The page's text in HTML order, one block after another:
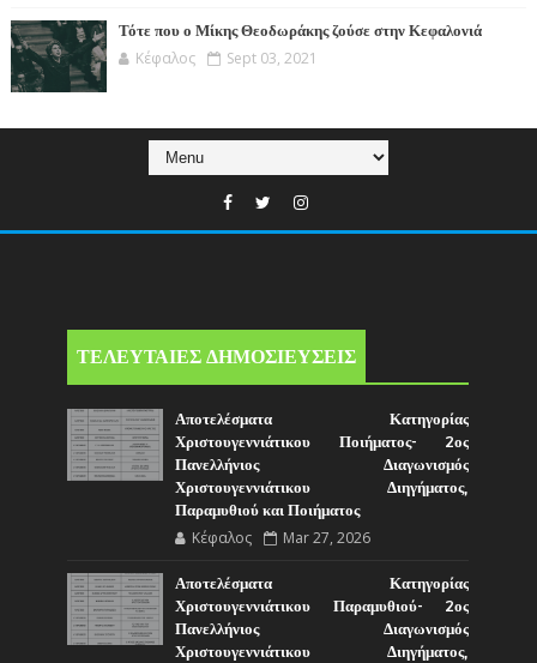
Τότε που ο Μίκης Θεοδωράκης ζούσε στην Κεφαλονιά
Κέφαλος Sept 03, 2021
ΤΕΛΕΥΤΑΙΕΣ ΔΗΜΟΣΙΕΥΣΕΙΣ
Αποτελέσματα Κατηγορίας
Χριστουγεννιάτικου Ποιήματος- 2ος
Πανελλήνιος Διαγωνισμός
Χριστουγεννιάτικου Διηγήματος,
Παραμυθιού και Ποιήματος
Κέφαλος Mar 27, 2026
Αποτελέσματα Κατηγορίας
Χριστουγεννιάτικου Παραμυθιού- 2ος
Πανελλήνιος Διαγωνισμός
Χριστουγεννιάτικου Διηγήματος,